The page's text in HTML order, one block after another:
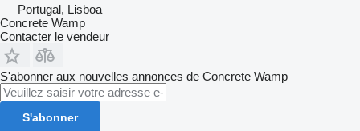
Portugal, Lisboa
Concrete Wamp
Contacter le vendeur
S'abonner aux nouvelles annonces de Concrete Wamp
S'abonner